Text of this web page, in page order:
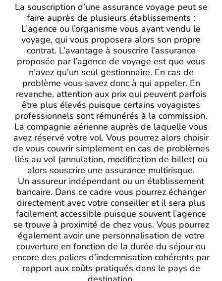
La souscription d’une assurance voyage peut se
faire auprès de plusieurs établissements :
L’agence ou l’organisme vous ayant vendu le
voyage, qui vous proposera alors son propre
contrat. L’avantage à souscrire l’assurance
proposée par l’agence de voyage est que vous
n’avez qu’un seul gestionnaire. En cas de
problème vous savez donc à qui appeler. En
revanche, attention aux prix qui peuvent parfois
être plus élevés puisque certains voyagistes
professionnels sont rémunérés à la commission.
La compagnie aérienne auprès de laquelle vous
avez réservé votre vol. Vous pourrez alors choisir
de vous couvrir simplement en cas de problèmes
liés au vol (annulation, modification de billet) ou
alors souscrire une assurance multirisque.
Un assureur indépendant ou un établissement
bancaire. Dans ce cadre vous pourrez échanger
directement avec votre conseiller et il sera plus
facilement accessible puisque souvent l’agence
se trouve à proximité de chez vous. Vous pourrez
également avoir une personnalisation de votre
couverture en fonction de la durée du séjour ou
encore des paliers d’indemnisation cohérents par
rapport aux coûts pratiqués dans le pays de